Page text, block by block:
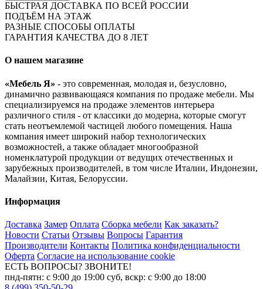
БЫСТРАЯ ДОСТАВКА ПО ВСЕЙ РОССИИ
ПОДЪЁМ НА ЭТАЖ
РАЗНЫЕ СПОСОБЫ ОПЛАТЫ
ГАРАНТИЯ КАЧЕСТВА ДО 8 ЛЕТ
О нашем магазине
«Мебель Я» - это современная, молодая и, безусловно,
динамично развивающаяся компания по продаже мебели. Мы
специализируемся на продаже элементов интерьера
различного стиля - от классики до модерна, которые смогут
стать неотъемлемой частицей любого помещения. Наша
компания имеет широкий набор технологических
возможностей, а также обладает многообразной
номенклатурой продукции от ведущих отечественных и
зарубежных производителей, в том числе Италии, Индонезии,
Малайзии, Китая, Белоруссии.
Информация
Доставка Замер Оплата Сборка мебели Как заказать?
Новости Статьи Отзывы Вопросы Гарантия
Производители Контакты Политика конфиденциальности
Оферта Согласие на использование cookie
ЕСТЬ ВОПРОСЫ? ЗВОНИТЕ!
пнд-пятн: с 9:00 до 19:00 суб, вскр: с 9:00 до 18:00